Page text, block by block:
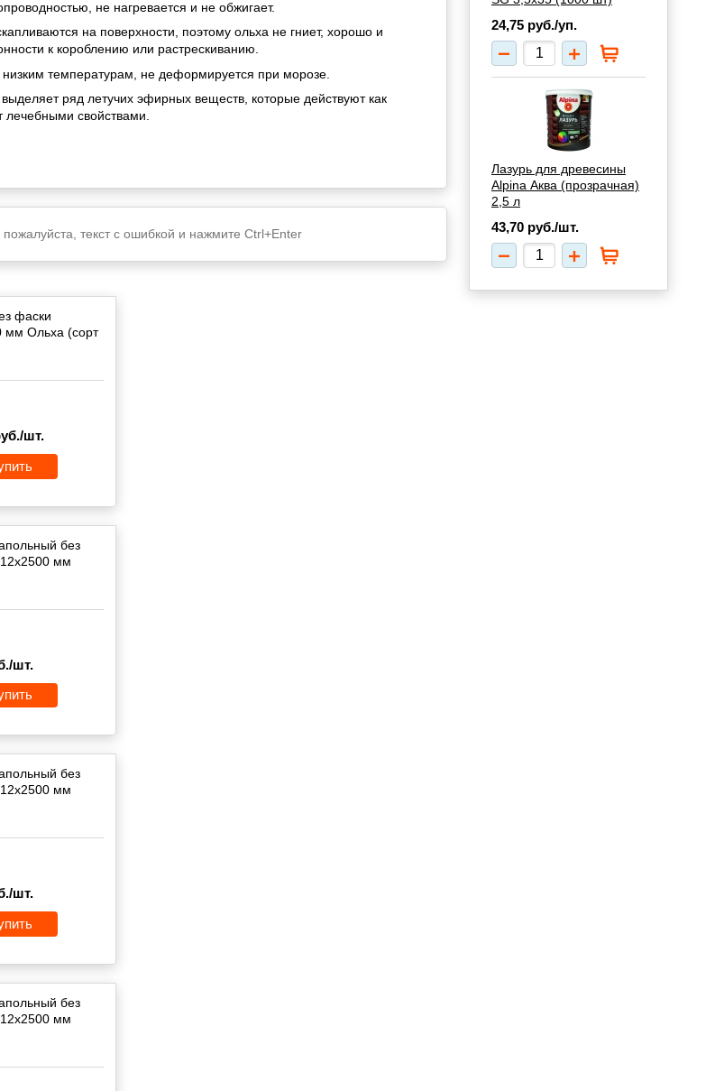
не нагревается и не обжигает.
на поверхности, поэтому ольха не гниет, хорошо и
к короблению или растрескиванию.
низким температурам, не деформируется при морозе.
ряд летучих эфирных веществ, которые действуют как
лечебными свойствами.
текст с ошибкой и нажмите Ctrl+Enter
фаски
мм Ольха (сорт
шт.
без
мм
шт.
без
мм
шт.
без
мм
24,75 руб./уп.
Лазурь для древесины
Alpina Аква (прозрачная)
2,5 л
43,70 руб./шт.